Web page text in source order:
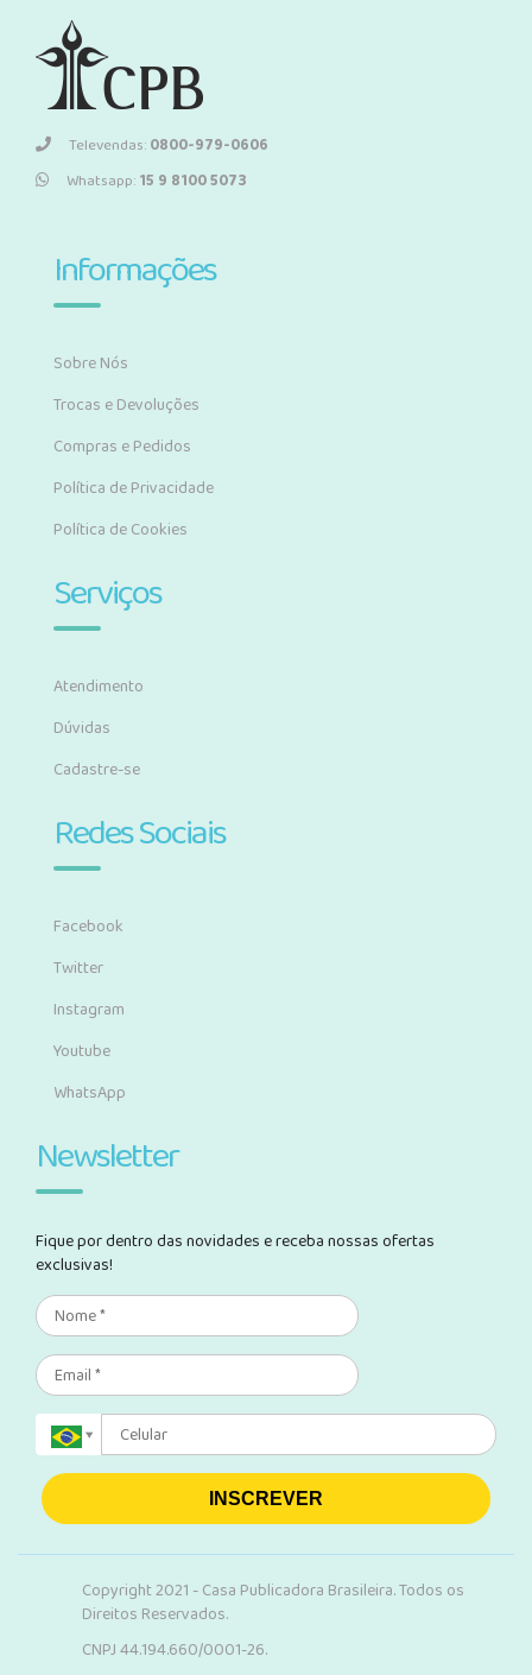
Televendas:0800-979-0606
Whatsapp:15 9 8100 5073
Informações
Sobre Nós
Trocas e Devoluções
Compras e Pedidos
Política de Privacidade
Política de Cookies
Serviços
Atendimento
Dúvidas
Cadastre-se
Redes Sociais
Facebook
Twitter
Instagram
Youtube
WhatsApp
Newsletter
Fique por dentro das novidades e receba nossas ofertas
exclusivas!
INSCREVER
Copyright 2021 - Casa Publicadora Brasileira. Todos os
Direitos Reservados.
CNPJ 44.194.660/0001-26.